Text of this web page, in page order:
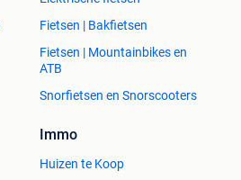
Fietsen | Bakfietsen
Fietsen | Mountainbikes en
ATB
Snorfietsen en Snorscooters
Immo
Huizen te Koop